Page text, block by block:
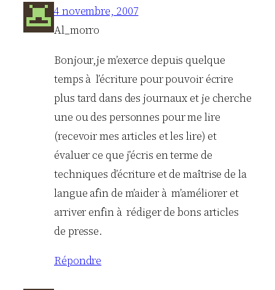
4 novembre, 2007
Al_morro
Bonjour,je m’exerce depuis quelque
temps à l’écriture pour pouvoir écrire
plus tard dans des journaux et je cherche
une ou des personnes pour me lire
(recevoir mes articles et les lire) et
évaluer ce que j’écris en terme de
techniques d’écriture et de maîtrise de la
langue afin de m’aider à m’améliorer et
arriver enfin à rédiger de bons articles
de presse.
Répondre